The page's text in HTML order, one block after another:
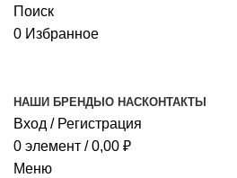
Поиск
0 Избранное
НАШИ БРЕНДЫ О НАСКОНТАКТЫ
Вход / Регистрация
0 элемент / 0,00 ₽
Меню